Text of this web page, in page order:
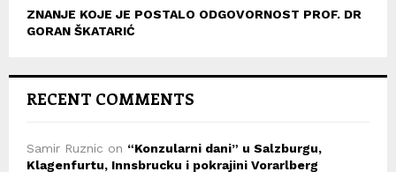
ZNANJE KOJE JE POSTALO ODGOVORNOST PROF. DR
GORAN ŠKATARIĆ
RECENT COMMENTS
Samir Ruznic on “Konzularni dani” u Salzburgu,
Klagenfurtu, Innsbrucku i pokrajini Vorarlberg